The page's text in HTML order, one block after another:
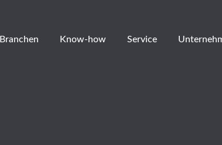
Branchen Know-how Service